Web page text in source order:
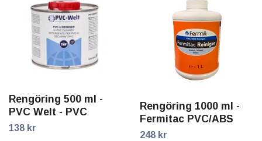
Rengöring 500 ml -
PVC Welt - PVC
138 kr
Rengöring 1000 ml -
Fermitac PVC/ABS
248 kr